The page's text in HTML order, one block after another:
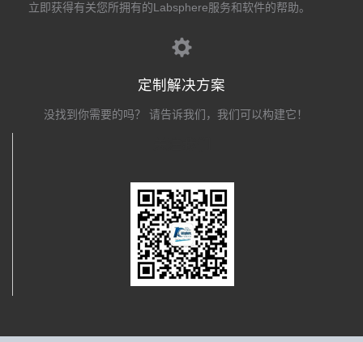
立即获得有关您所拥有的Labsphere服务和软件的帮助。
定制解决方案
没找到你需要的吗？ 请告诉我们，我们可以构建它！